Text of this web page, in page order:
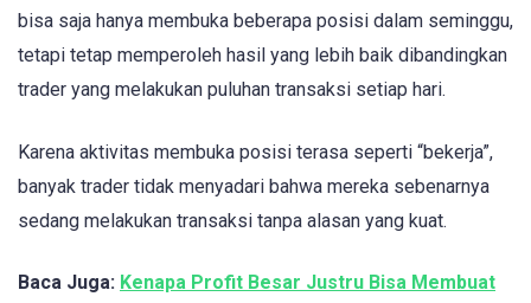
bisa saja hanya membuka beberapa posisi dalam seminggu,
tetapi tetap memperoleh hasil yang lebih baik dibandingkan
trader yang melakukan puluhan transaksi setiap hari.
Karena aktivitas membuka posisi terasa seperti “bekerja”,
banyak trader tidak menyadari bahwa mereka sebenarnya
sedang melakukan transaksi tanpa alasan yang kuat.
Baca Juga: Kenapa Profit Besar Justru Bisa Membuat